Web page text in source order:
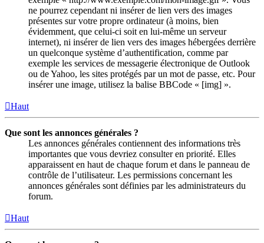
ne pourrez cependant ni insérer de lien vers des images
présentes sur votre propre ordinateur (à moins, bien
évidemment, que celui-ci soit en lui-même un serveur
internet), ni insérer de lien vers des images hébergées derrière
un quelconque système d’authentification, comme par
exemple les services de messagerie électronique de Outlook
ou de Yahoo, les sites protégés par un mot de passe, etc. Pour
insérer une image, utilisez la balise BBCode « [img] ».
Haut
Que sont les annonces générales ?
Les annonces générales contiennent des informations très
importantes que vous devriez consulter en priorité. Elles
apparaissent en haut de chaque forum et dans le panneau de
contrôle de l’utilisateur. Les permissions concernant les
annonces générales sont définies par les administrateurs du
forum.
Haut